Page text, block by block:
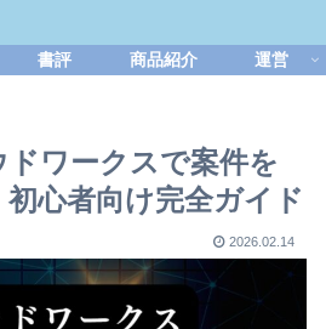
書評 商品紹介 運営
ドワークスで案件を
心者向け完全ガイド
2026.02.14